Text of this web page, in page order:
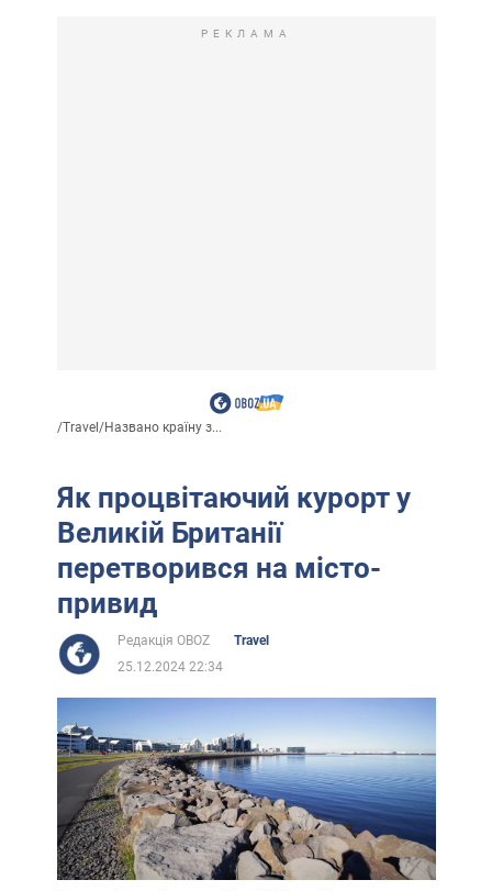
РЕКЛАМА
/Travel/Названо країну з...
Як процвітаючий курорт у
Великій Британії
перетворився на місто-
привид
Редакція OBOZ
Travel
25.12.2024 22:34